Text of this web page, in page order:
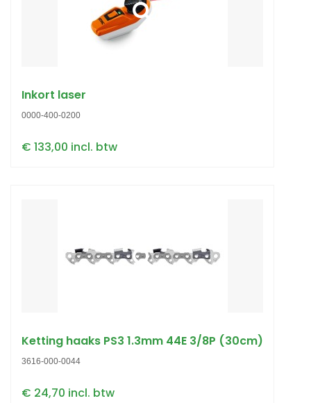
Inkort laser
0000-400-0200
€ 133,00 incl. btw
Ketting haaks PS3 1.3mm 44E 3/8P (30cm)
3616-000-0044
€ 24,70 incl. btw